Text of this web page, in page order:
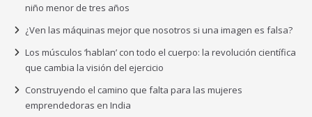
niño menor de tres años
¿Ven las máquinas mejor que nosotros si una imagen es falsa?
Los músculos ‘hablan’ con todo el cuerpo: la revolución científica
que cambia la visión del ejercicio
Construyendo el camino que falta para las mujeres
emprendedoras en India